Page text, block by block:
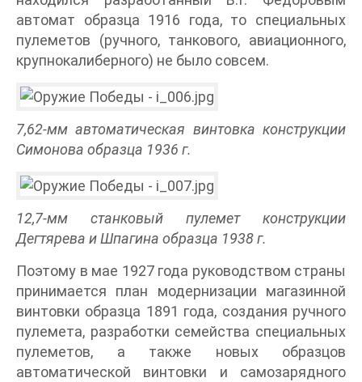
автомат образца 1916 года, то специальных
пулеметов (ручного, танкового, авиационного,
крупнокалиберного) не было совсем.
7,62-мм автоматическая винтовка конструкции
Симонова образца 1936 г.
12,7-мм станковый пулемет конструкции
Дегтярева и Шпагина образца 1938 г.
Поэтому в мае 1927 года руководством страны
принимается план модернизации магазинной
винтовки образца 1891 года, создания ручного
пулемета, разработки семейства специальных
пулеметов, а также новых образцов
автоматической винтовки и самозарядного